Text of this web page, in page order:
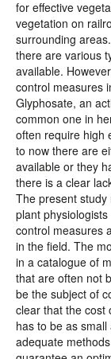
for effective
vegetation on
surrounding
there are various
available.
control measures
Glyphosate, an
common one in
often require high
to now there are
available or they
there is a clear
The present
plant
control measures
in the field. The
in a catalogue of
that are often not
be the subject of
clear that the cost
has to be as
adequate